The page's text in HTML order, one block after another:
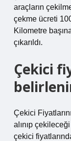
araçların
çekme ücreti
Kilometre
çıkarıldı.
Çekici
Çekici
alınıp
çekici